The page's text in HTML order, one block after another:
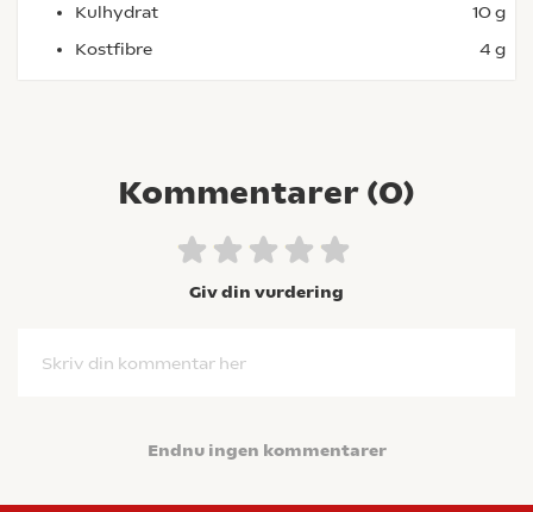
Kulhydrat
10 g
Kostfibre
4 g
Kommentarer (0)
Giv din vurdering
Skriv din kommentar her
Endnu ingen kommentarer